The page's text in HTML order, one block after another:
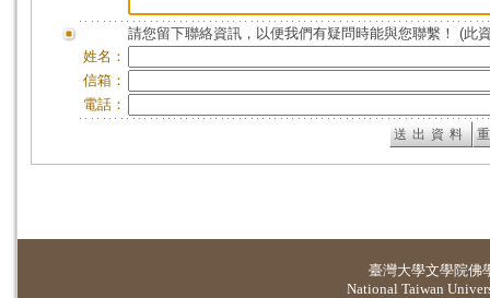
請您留下聯絡資訊，以便我們有疑問時能與您聯繫！ (此
姓名：
信箱：
電話：
臺灣大學文學院佛
National Taiwan